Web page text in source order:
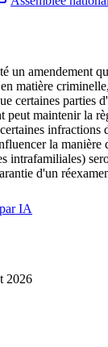
un amendement
matière
certaines parties
peut maintenir la
infractions
la manière
intrafamiliales)
d'un
IA
2026